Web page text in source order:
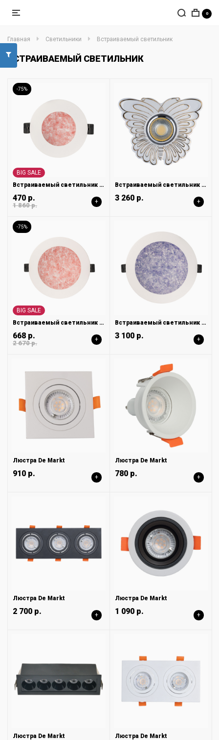
0
Главная Светильники Встраиваемый светильник
ВСТРАИВАЕМЫЙ СВЕТИЛЬНИК
-75%
BIG SALE
Встраиваемый светильник DeMarkt Стаут 702011701
470 р.
1 860 р. +
Встраиваемый светильник DeMarkt Круз 637015401
3 260 р. +
-75%
BIG SALE
Встраиваемый светильник DeMarkt Стаут 702011801
668 р.
2 670 р. +
Встраиваемый светильник DeMarkt Стаут 702012201
3 100 р. +
Люстра De Markt
910 р. +
Люстра De Markt
780 р. +
Люстра De Markt
2 700 р. +
Люстра De Markt
1 090 р. +
Люстра De Markt Люстра De Markt